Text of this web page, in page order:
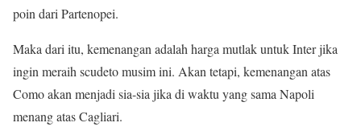
poin dari Partenopei.
Maka dari itu, kemenangan adalah harga mutlak untuk Inter jika
ingin meraih scudeto musim ini. Akan tetapi, kemenangan atas
Como akan menjadi sia-sia jika di waktu yang sama Napoli
menang atas Cagliari.